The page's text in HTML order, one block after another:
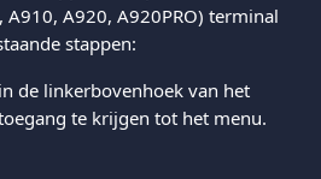
A920, A920PRO) terminal
stappen:
de linkerbovenhoek van het
te krijgen tot het menu.